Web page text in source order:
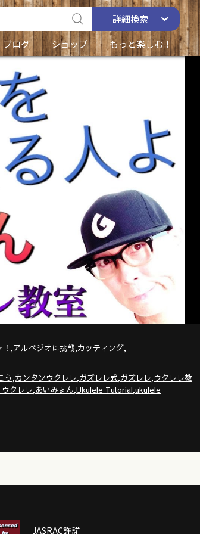
詳細検索
ブログ ショップ もっと楽しむ！
,アルペジオに挑戦,カッティング,
う ,カンタンウクレレ,ガズレレ式,ガズレレ,ウクレレ教
クレレ,あいみょん,Ukulele Tutorial,ukulele
JASRAC許諾